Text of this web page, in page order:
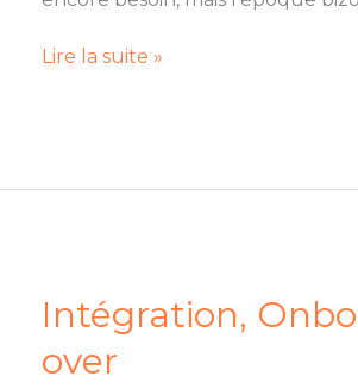
bataille
Lire la suite »
Intégration,
over
Intégration,
Onboarding,
ou